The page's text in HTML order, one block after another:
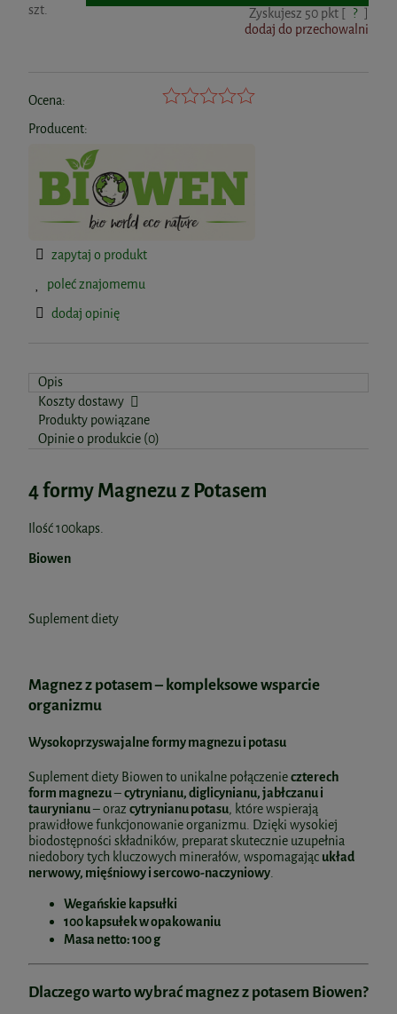
szt. Zyskujesz 50pkt [ ? ]
dodaj do przechowalni
Ocena:
Producent:
zapytaj o produkt
poleć znajomemu
dodaj opinię
Opis
Koszty dostawy
Produkty powiązane
Opinie o produkcie (0)
4 formy Magnezu z Potasem
Ilość 100kaps.
Biowen
Suplement diety
Magnez z potasem – kompleksowe wsparcie
organizmu
Wysokoprzyswajalne formy magnezu i potasu
Suplement diety Biowen to unikalne połączenieczterech
form magnezu–cytrynianu, diglicynianu, jabłczanu i
taurynianu– oraz cytrynianu potasu, które wspierają
prawidłowe funkcjonowanie organizmu. Dzięki wysokiej
biodostępności składników, preparat skutecznie uzupełnia
niedobory tych kluczowych minerałów, wspomagając układ
nerwowy, mięśniowy i sercowo-naczyniowy.
Wegańskie kapsułki
100 kapsułek w opakowaniu
Masa netto: 100 g
Dlaczego warto wybrać magnez z potasem Biowen?